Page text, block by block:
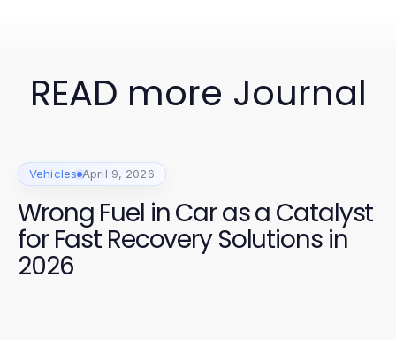
READ more Journal
Vehicles April 9, 2026
Wrong Fuel in Car as a Catalyst
for Fast Recovery Solutions in
2026